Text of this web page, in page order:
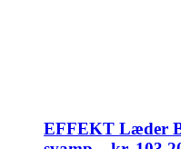
EFFEKT Læder